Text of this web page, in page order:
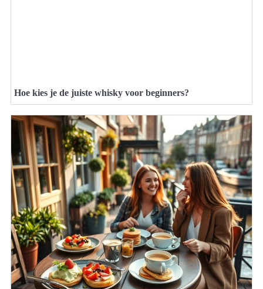
Hoe kies je de juiste whisky voor beginners?